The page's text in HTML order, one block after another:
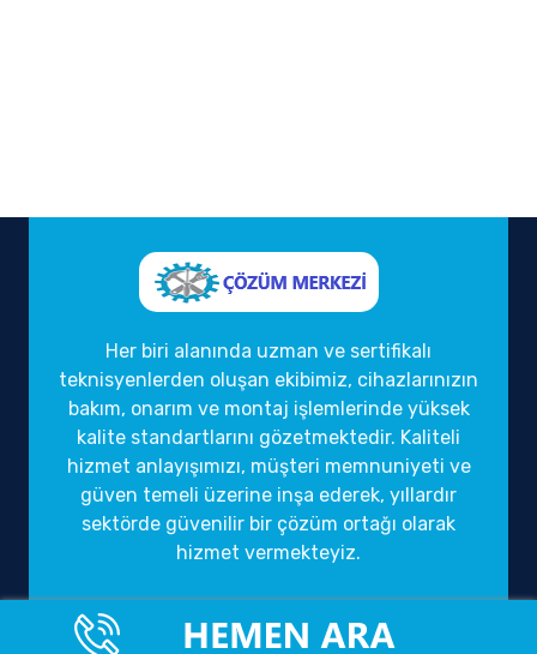
Her biri alanında uzman ve sertifikalı
teknisyenlerden oluşan ekibimiz, cihazlarınızın
bakım, onarım ve montaj işlemlerinde yüksek
kalite standartlarını gözetmektedir. Kaliteli
hizmet anlayışımızı, müşteri memnuniyeti ve
güven temeli üzerine inşa ederek, yıllardır
sektörde güvenilir bir çözüm ortağı olarak
hizmet vermekteyiz.